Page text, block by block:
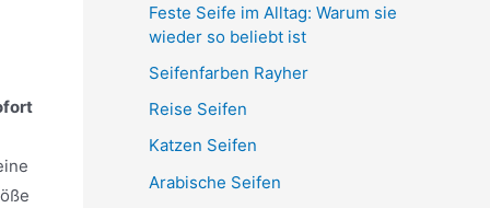
Feste Seife im Alltag: Warum sie
wieder so beliebt ist
Seifenfarben Rayher
Reise Seifen
Katzen Seifen
Arabische Seifen